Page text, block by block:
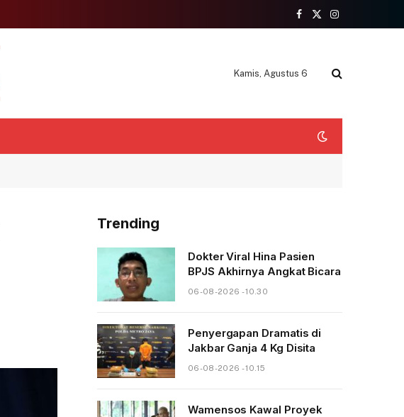
Facebook
X
Instagram
Kamis, Agustus 6
Trending
Dokter Viral Hina Pasien
BPJS Akhirnya Angkat Bicara
06-08-2026 - 10.30
Penyergapan Dramatis di
Jakbar Ganja 4 Kg Disita
06-08-2026 - 10.15
Wamensos Kawal Proyek